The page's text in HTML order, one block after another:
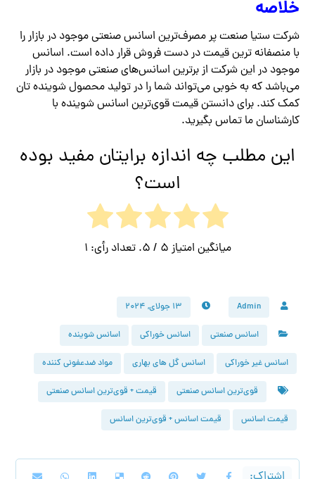
خلاصه
شرکت ستیا صنعت پر مصرف‌ترین اسانس صنعتی موجود در بازار را
با منصفانه ترین قیمت در دست فروش قرار داده است. اسانس
موجود در این شرکت از برترین اسانس‌های صنعتی موجود در بازار
می‌باشد که به خوبی می‌تواند شما را در تولید محصول شوینده تان
کمک کند. برای دانستن قیمت قوی‌ترین اسانس شوینده با
کارشناسان ما تماس بگیرید.
این مطلب چه اندازه برایتان مفید بوده
است؟
میانگین امتیاز 5 / 5. تعداد رأی: 1
Admin ۱۳ جولای, ۲۰۲۴
اسانس صنعتی اسانس خوراکی اسانس شوینده
اسانس غیر خوراکی اسانس گل های بهاری مواد ضدعفونی کننده
قوی‌ترین اسانس صنعتی قیمت + قوی‌ترین اسانس صنعتی
قیمت اسانس قیمت اسانس + قوی‌ترین اسانس